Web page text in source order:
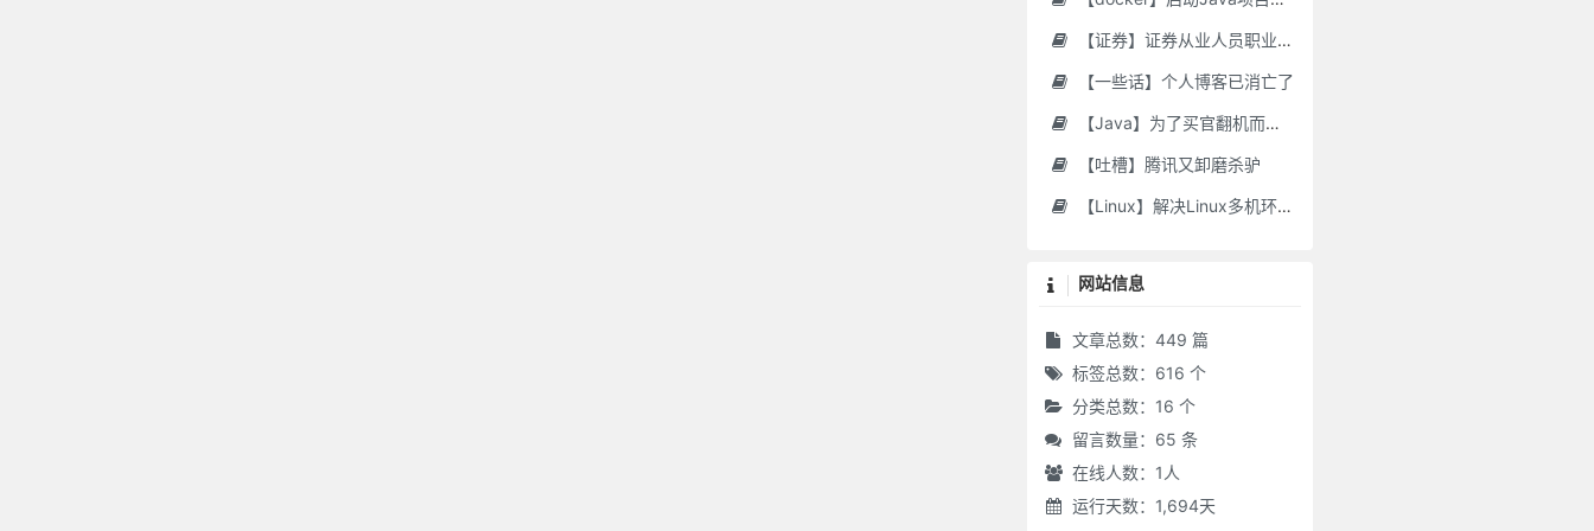
【证券】证券从业人员职业道德要求及常见违规行为
【一些话】个人博客已消亡了
【Java】为了买官翻机而写的代码-DJI Stock Checker
【吐槽】腾讯又卸磨杀驴
【Linux】解决Linux多机环境UID/GID不一致导致的备份权限问题
网站信息
文章总数：449 篇
标签总数：616 个
分类总数：16 个
留言数量：65 条
在线人数： 1 人
运行天数：1,694天